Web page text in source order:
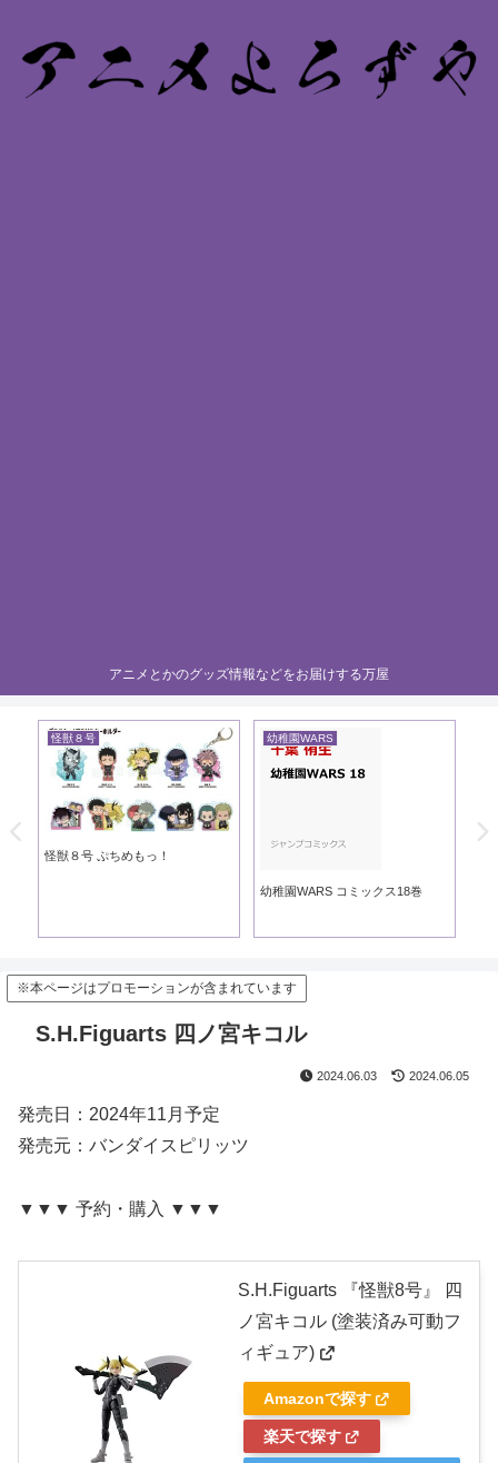
アニメとかのグッズ情報などをお届けする万屋
怪獣８号
怪獣８号 ぷちめもっ！
幼稚園WARS
幼稚園WARS コミックス18巻
※本ページはプロモーションが含まれています
S.H.Figuarts 四ノ宮キコル
2024.06.03 2024.06.05
発売日：2024年11月予定
発売元：バンダイスピリッツ
▼▼▼ 予約・購入 ▼▼▼
S.H.Figuarts 『怪獣8号』 四
ノ宮キコル (塗装済み可動フ
ィギュア)
Amazonで探す
楽天で探す